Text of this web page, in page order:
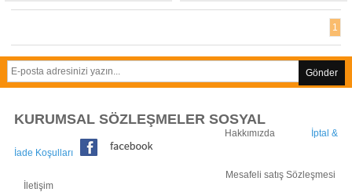
1
Gönder
KURUMSAL SÖZLEŞMELER SOSYAL
Hakkımızda
İptal &
İade Koşulları
Mesafeli satış Sözleşmesi
İletişim